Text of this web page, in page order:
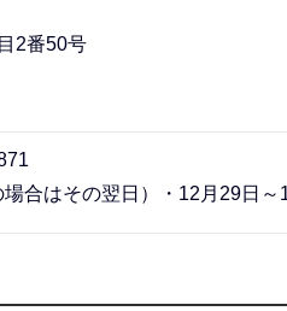
2番50号
合はその翌日）・12月29日～